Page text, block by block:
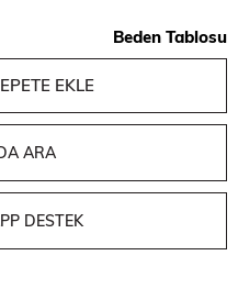
Beden Tablosu
ARA
DESTEK